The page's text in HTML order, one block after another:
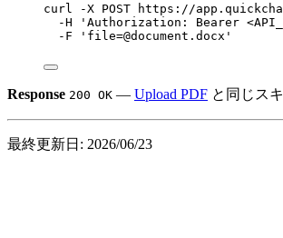
curl -X POST
https://
-H
'Authorization: Bearer
-F
'file=@document.docx'
Response 200 OK — Upload PDF と同じスキ
最終更新日: 2026/06/23